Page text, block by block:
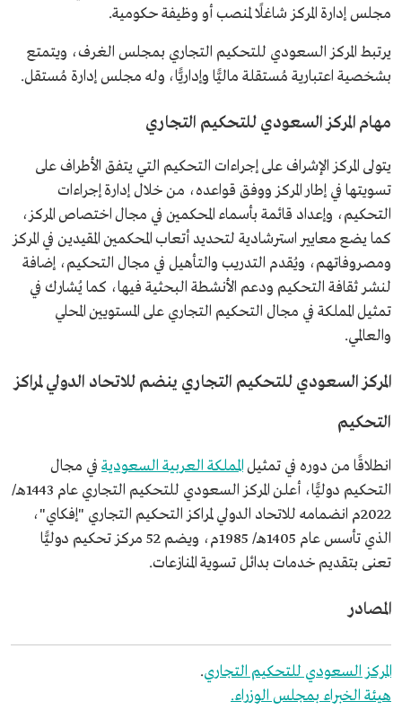
مجلس إدارة المركز شاغلًا لمنصب أو وظيفة حكومية.
يرتبط المركز السعودي للتحكيم التجاري بمجلس الغرف، ويتمتع
بشخصية اعتبارية مُستقلة ماليًّا وإداريًّا، وله مجلس إدارة مُستقل.
مهام المركز السعودي للتحكيم التجاري
يتولى المركز الإشراف على إجراءات التحكيم التي يتفق الأطراف على
تسويتها في إطار المركز ووفق قواعده، من خلال إدارة إجراءات
التحكيم، وإعداد قائمة بأسماء المحكمين في مجال اختصاص المركز،
كما يضع معايير استرشادية لتحديد أتعاب المحكمين المقيدين في المركز
ومصروفاتهم، ويُقدم التدريب والتأهيل في مجال التحكيم، إضافة
لنشر ثقافة التحكيم ودعم الأنشطة البحثية فيها، كما يُشارك في
تمثيل المملكة في مجال التحكيم التجاري على المستويين المحلي
والعالمي.
المركز السعودي للتحكيم التجاري ينضم للاتحاد الدولي لمراكز
التحكيم
انطلاقًا من دوره في تمثيلالمملكة العربية السعودية في مجال
التحكيم دوليًّا، أعلن المركز السعودي للتحكيم التجاري عام 1443هـ/
2022م انضمامه للاتحاد الدولي لمراكز التحكيم التجاري "إفكاي"،
الذي تأسس عام 1405هـ/ 1985م، ويضم 52 مركز تحكيم دوليًّا
تعنى بتقديم خدمات بدائل تسوية المنازعات.
المصادر
المركز السعودي للتحكيم التجاري.
هيئة الخبراء بمجلس الوزراء.